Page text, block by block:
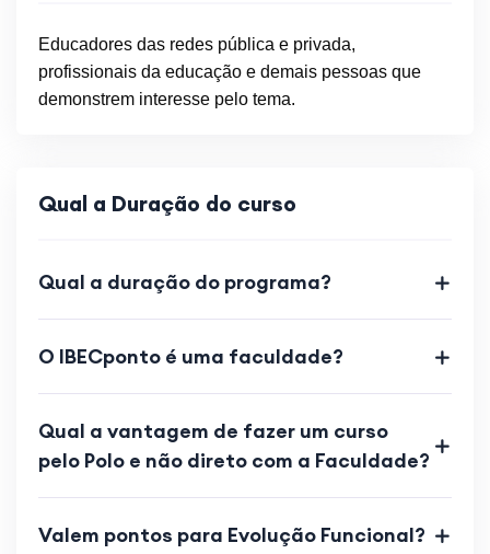
Educadores das redes pública e privada,
profissionais da educação e demais pessoas que
demonstrem interesse pelo tema.
Qual a Duração do curso
Qual a duração do programa?
O IBECponto é uma faculdade?
Qual a vantagem de fazer um curso
pelo Polo e não direto com a Faculdade?
Valem pontos para Evolução Funcional?